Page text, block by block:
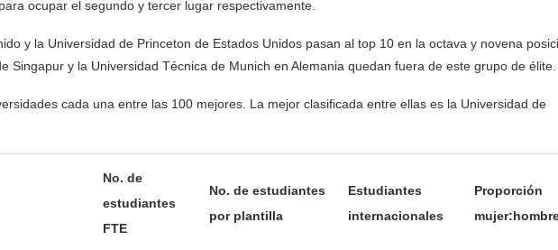
ocupar el segundo y tercer lugar respectivamente.
y la Universidad de Princeton de Estados Unidos pasan al top 10 en la octava y novena
Singapur y la Universidad Técnica de Munich en Alemania quedan fuera de este grupo de élite.
cada una entre las 100 mejores. La mejor clasificada entre ellas es la Universidad de
No. de
estudiantes
FTE
No. de estudiantes
por plantilla
Estudiantes
internacionales
Proporción